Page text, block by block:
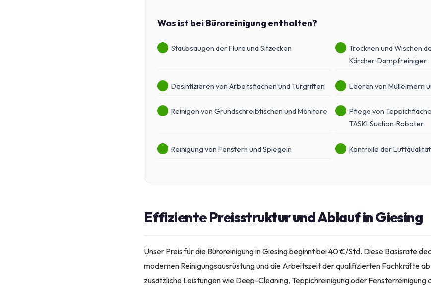
Was ist bei Büroreinigung enthalten?
Staubsaugen der Flure und Sitzecken
Trocknen und Wischen
Kärcher‑Dampfreiniger
Desinfizieren von Arbeitsflächen und Türgriffen Leeren von Mülleimern
Reinigen von Grundschreibtischen und Monitore
Pflege von
TASKI‑Suction‑Roboter
Reinigung von Fenstern und Spiegeln Kontrolle der
Effiziente Preisstruktur und Ablauf in Giesing
Unser Preis für die Büroreinigung in Giesing beginnt bei 40 €/Std. Diese Basisrate
modernen Reinigungsausrüstung und die Arbeitszeit der qualifizierten Fachkräfte
zusätzliche Leistungen wie Deep-Cleaning, Teppichreinigung oder Fensterreinigung